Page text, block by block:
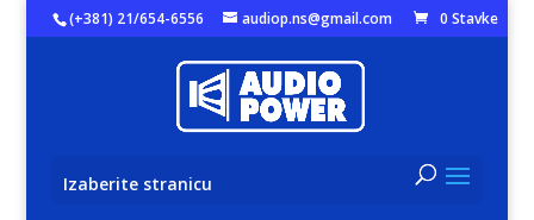
(+381) 21/654-6556 audiop.ns@gmail.com 0 Stavke
Izaberite stranicu